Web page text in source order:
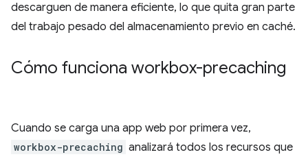
descarguen de manera eficiente, lo que quita gran parte
del trabajo pesado del almacenamiento previo en caché.
Cómo funciona workbox-precaching
Cuando se carga una app web por primera vez,
workbox-precaching analizará todos los recursos que